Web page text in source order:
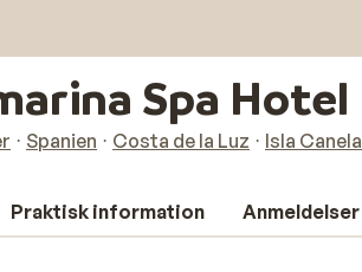
Spa Hotel
Spanien Costa de la Luz Isla Canela
Praktisk information Anmeldelser